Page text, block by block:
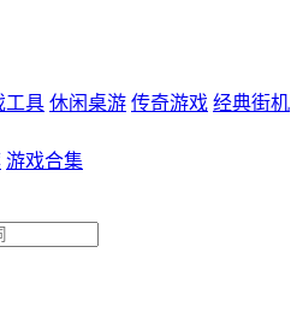
工具 休闲桌游 传奇游戏 经典街机
游戏合集